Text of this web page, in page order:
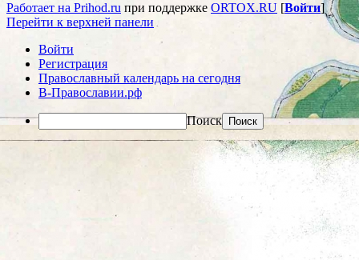
Работает на Prihod.ru при поддержке ORTOX.RU [Войти]
Перейти к верхней панели
Войти
Регистрация
Православный календарь на сегодня
В-Православии.рф
Поиск